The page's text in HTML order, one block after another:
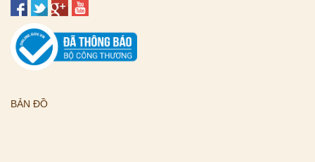
BẢN ĐỒ